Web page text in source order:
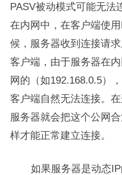
PASV被动模式可能无法
在内网中，在客户端使
候，服务器收到连接请
客户端，由于服务器在
网的（如192.168.0.5）
客户端自然无法连接。
服务器就会把这个公网
样才能正常建立连接。
如果服务器是动态IP